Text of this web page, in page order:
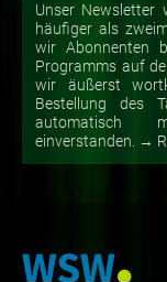
Unser Newsletter
häufiger als
wir Abonnenten
Programms auf
wir äußerst
Bestellung des
automatisch
einverstanden. →